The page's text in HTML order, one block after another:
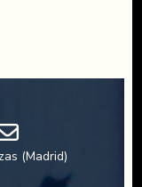
(Madrid)